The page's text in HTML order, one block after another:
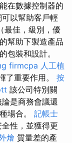
在數據控制器的
以幫助客戶輕
最佳，級別，優
幫助下製造產品
包裝和設計。
firmcpa 人工植
了重要作用。 按
該公司特別關
是商務會議還
場合。 記帳士
性，並獲得更
燴 質量差的產